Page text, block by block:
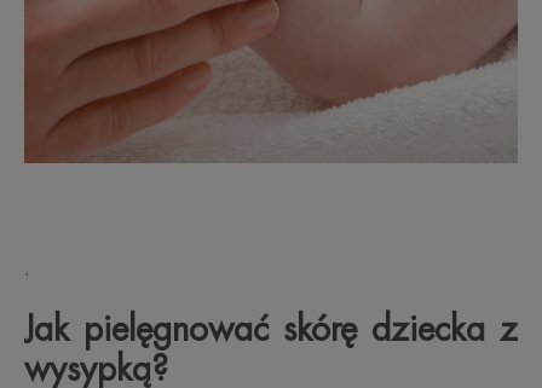
.
Jak pielęgnować skórę dziecka z
wysypką?